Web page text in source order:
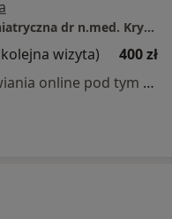
Specjalistyczna Praktyka Psychiatryczna dr n.med. Krystyna Bednarska
wizyta)
400 zł
Specjalista nie oferuje umawiania online pod tym adresem.